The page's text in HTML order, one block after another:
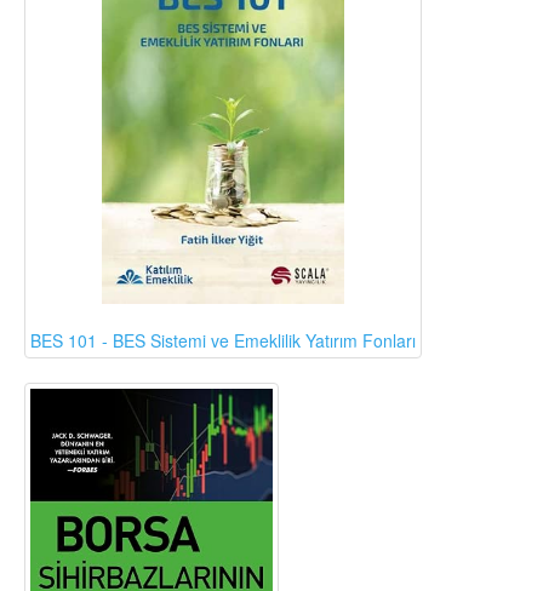
BES 101 - BES Sistemi ve Emeklilik Yatırım Fonları